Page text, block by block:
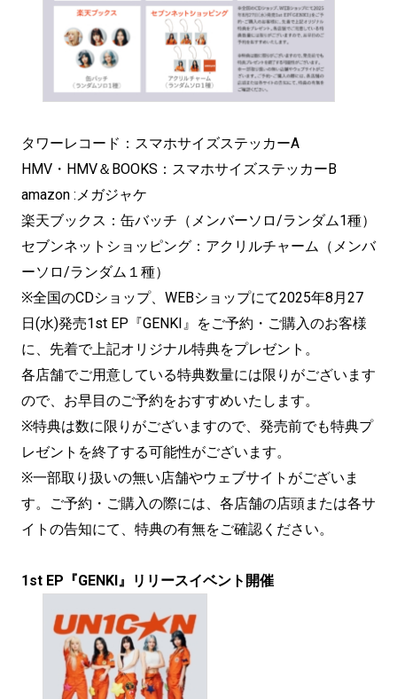
タワーレコード：スマホサイズステッカーA
HMV・HMV＆BOOKS：スマホサイズステッカーB
amazon :メガジャケ
楽天ブックス：缶バッチ（メンバーソロ/ランダム1種）
セブンネットショッピング：アクリルチャーム（メンバ
ーソロ/ランダム１種）
※全国のCDショップ、WEBショップにて2025年8月27
日(水)発売1st EP『GENKI』をご予約・ご購入のお客様
に、先着で上記オリジナル特典をプレゼント。
各店舗でご用意している特典数量には限りがございます
ので、お早目のご予約をおすすめいたします。
※特典は数に限りがございますので、発売前でも特典プ
レゼントを終了する可能性がございます。
※一部取り扱いの無い店舗やウェブサイトがございま
す。ご予約・ご購入の際には、各店舗の店頭または各サ
イトの告知にて、特典の有無をご確認ください。
1st EP『GENKI』リリースイベント開催